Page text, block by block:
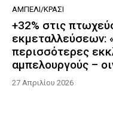
ΑΜΠΈΛΙ/ΚΡΑΣΊ
+32% στις
εκμεταλλεύσεων:
περισσότερες
αμπελουργούς –
27 Απριλίου 2026